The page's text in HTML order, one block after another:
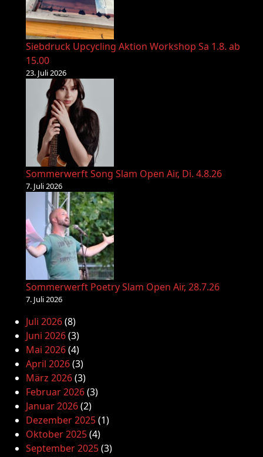
Siebdruck Upcycling Aktion Workshop Sa 1.8. ab
15.00
23. Juli 2026
Sommerwerft Song Slam Open Air, Di. 4.8.26
7. Juli 2026
Sommerwerft Poetry Slam Open Air, 28.7.26
7. Juli 2026
Juli 2026(8)
Juni 2026(3)
Mai 2026(4)
April 2026(3)
März 2026(3)
Februar 2026(3)
Januar 2026(2)
Dezember 2025(1)
Oktober 2025(4)
September 2025(3)